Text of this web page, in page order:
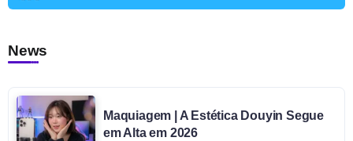
News
Maquiagem | A Estética Douyin Segue
em Alta em 2026